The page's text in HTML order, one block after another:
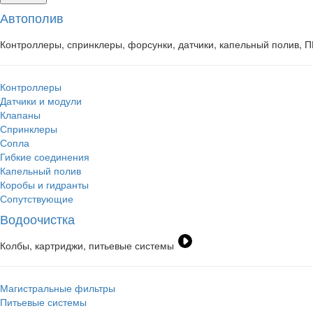
Автополив
Контроллеры, спринклеры, форсунки, датчики, капельный полив,
Контроллеры
Датчики и модули
Клапаны
Спринклеры
Сопла
Гибкие соединения
Капельный полив
Коробы и гидранты
Сопутствующие
Водоочистка
Колбы, картриджи, питьевые системы
Магистральные фильтры
Питьевые системы